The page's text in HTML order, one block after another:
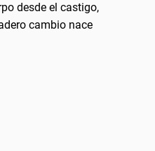
desde el castigo,
cambio nace